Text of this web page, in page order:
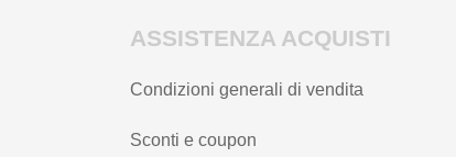
ASSISTENZA ACQUISTI
Condizioni generali di vendita
Sconti e coupon